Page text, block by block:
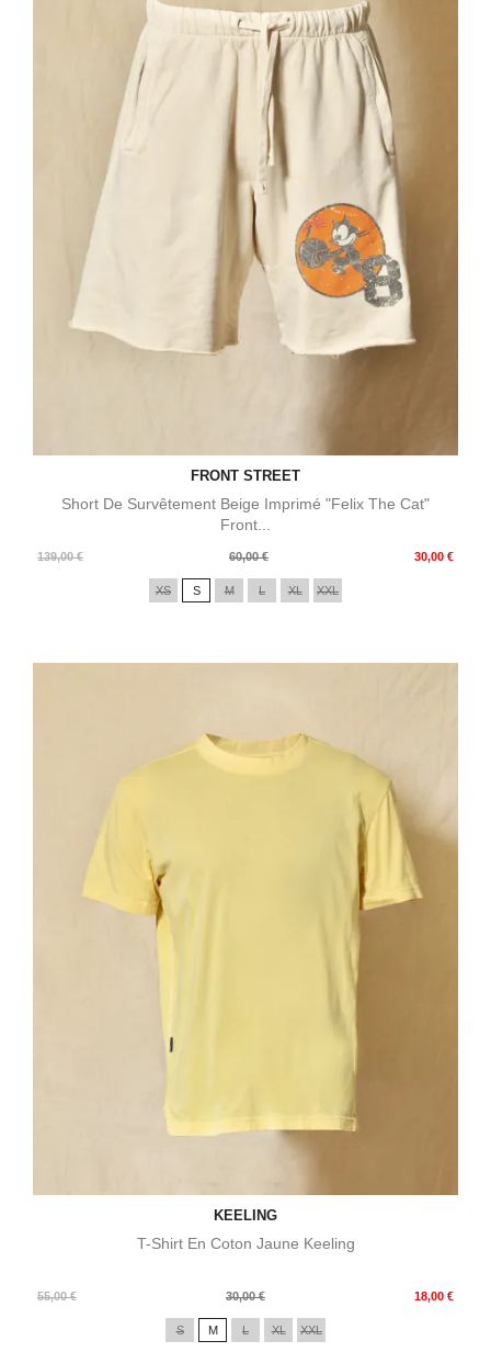
FRONT STREET
Short De Survêtement Beige Imprimé "Felix The Cat"
Front...
139,00 €
Prix
60,00 € 30,00 €
Prix
XS S M L XL XXL
KEELING
T-Shirt En Coton Jaune Keeling
55,00 €
Prix
30,00 € 18,00 €
Prix
S M L XL XXL